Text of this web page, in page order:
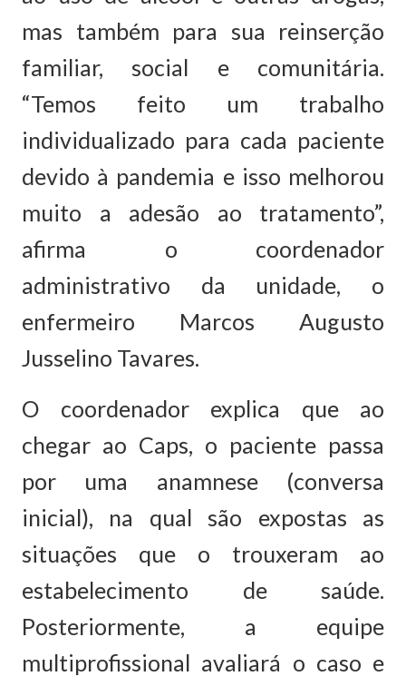
mas também para sua reinserção
familiar, social e comunitária.
“Temos feito um trabalho
individualizado para cada paciente
devido à pandemia e isso melhorou
muito a adesão ao tratamento”,
afirma o coordenador
administrativo da unidade, o
enfermeiro Marcos Augusto
Jusselino Tavares.
O coordenador explica que ao
chegar ao Caps, o paciente passa
por uma anamnese (conversa
inicial), na qual são expostas as
situações que o trouxeram ao
estabelecimento de saúde.
Posteriormente, a equipe
multiprofissional avaliará o caso e